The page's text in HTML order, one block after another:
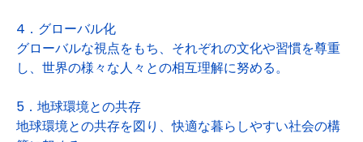
4．グローバル化
グローバルな視点をもち、それぞれの文化や習慣を尊重
し、世界の様々な人々との相互理解に努める。
5．地球環境との共存
地球環境との共存を図り、快適な暮らしやすい社会の構